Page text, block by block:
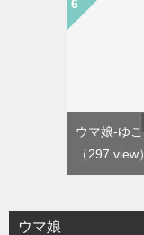
ウマ娘-ゆ
（297 view）
ウマ娘